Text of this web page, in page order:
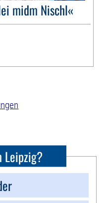
midm Nischl«
Leipzig?